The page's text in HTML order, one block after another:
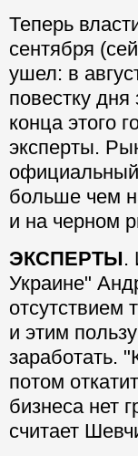
Теперь
сентября
ушел: в
повестку
конца этого
эксперты.
больше чем
и на черном
ЭКСПЕРТЫ.
Украине"
отсутствием
и этим
заработать.
потом
бизнеса нет
считает